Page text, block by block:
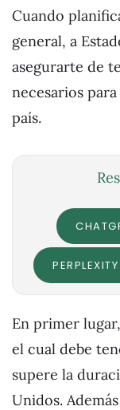
Cuando
general, a
asegurarte de
necesarios
país.
PERPLEXITY
En primer
el cual debe
supere la
Unidos.